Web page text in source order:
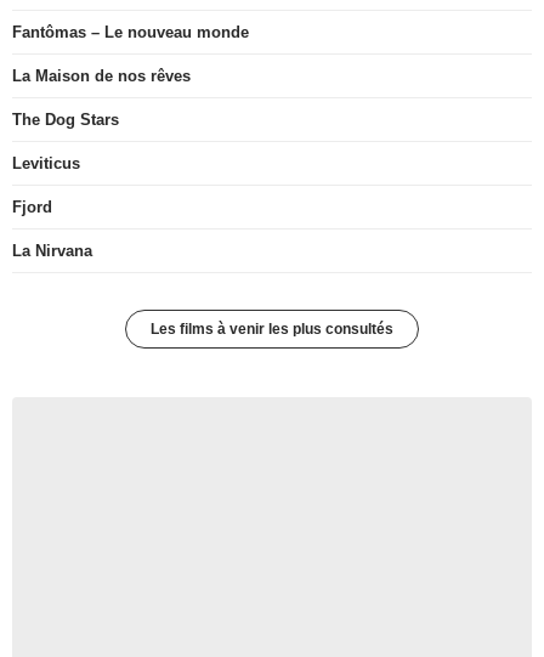
Fantômas – Le nouveau monde
La Maison de nos rêves
The Dog Stars
Leviticus
Fjord
La Nirvana
Les films à venir les plus consultés